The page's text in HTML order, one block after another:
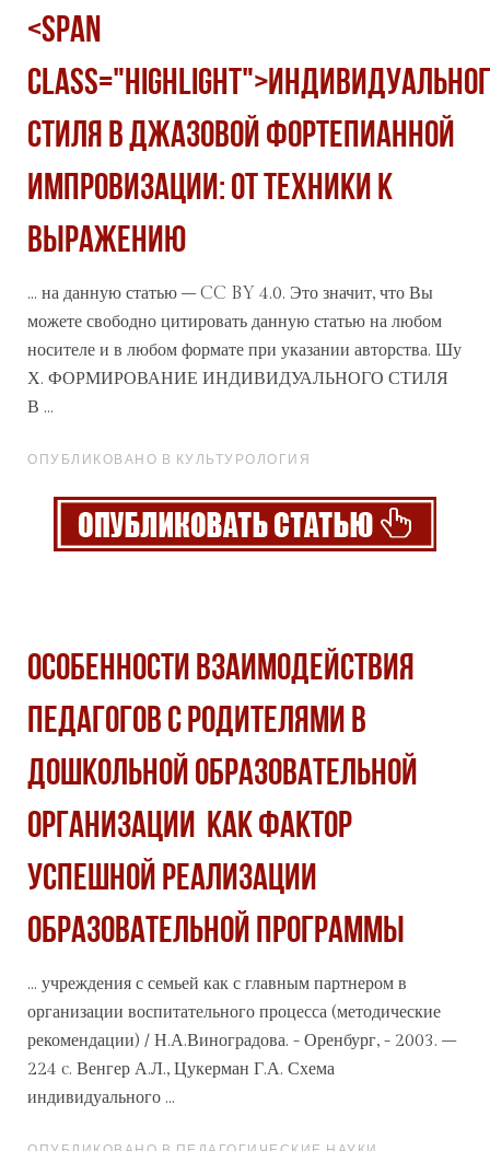
<span
СТИЛЯ В ДЖАЗОВОЙ ФОРТЕПИАННОЙ
ИМПРОВИЗАЦИИ: ОТ ТЕХНИКИ К
ВЫРАЖЕНИЮ
... на данную статью – CC BY 4.0. Это значит, что Вы
можете свободно цитировать данную статью на любом
носителе и в любом формате при указании авторства. Шу
Х. ФОРМИРОВАНИЕ ИНДИВИДУАЛЬНОГО СТИЛЯ
В ...
ОПУБЛИКОВАНО В КУЛЬТУРОЛОГИЯ
ОСОБЕННОСТИ ВЗАИМОДЕЙСТВИЯ
ПЕДАГОГОВ С РОДИТЕЛЯМИ В
ДОШКОЛЬНОЙ ОБРАЗОВАТЕЛЬНОЙ
ОРГАНИЗАЦИИ КАК ФАКТОР
УСПЕШНОЙ РЕАЛИЗАЦИИ
ОБРАЗОВАТЕЛЬНОЙ ПРОГРАММЫ
... учреждения с семьей как с главным партнером в
организации воспитательного процесса (методические
рекомендации) / Н.А.Виноградова. - Оренбург, - 2003. –
224 c. Венгер А.Л., Цукерман Г.А. Схема
индивидуального ...